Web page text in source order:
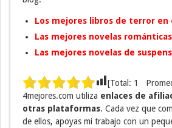
Los mejores libros de terror en
Las mejores novelas
Las mejores novelas de
[Total: 1
4mejores.com utiliza enlaces de
otras plataformas. Cada vez que
de ellos, apoyas mi trabajo con un